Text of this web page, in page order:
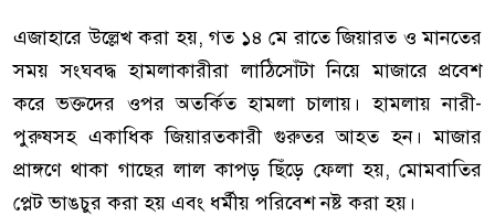
এজাহারে উল্লেখ করা হয়, গত ১৪ মে রাতে জিয়ারত ও মানতের
সময় সংঘবদ্ধ হামলাকারীরা লাঠিসোঁটা নিয়ে মাজারে প্রবেশ
করে ভক্তদের ওপর অতর্কিত হামলা চালায়। হামলায় নারী-
পুরুষসহ একাধিক জিয়ারতকারী গুরুতর আহত হন। মাজার
প্রাঙ্গণে থাকা গাছের লাল কাপড় ছিঁড়ে ফেলা হয়, মোমবাতির
প্লেট ভাঙচুর করা হয় এবং ধর্মীয় পরিবেশ নষ্ট করা হয়।